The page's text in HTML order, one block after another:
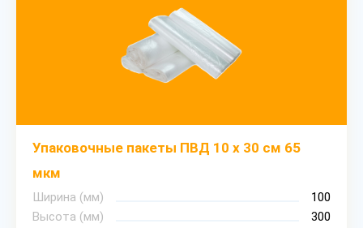
Упаковочные пакеты ПВД 10 х 30 см 65
мкм
Ширина (мм)
100
Высота (мм)
300